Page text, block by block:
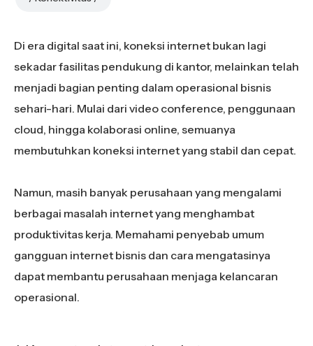
Di era digital saat ini, koneksi internet bukan lagi
sekadar fasilitas pendukung di kantor, melainkan telah
menjadi bagian penting dalam operasional bisnis
sehari-hari. Mulai dari video conference, penggunaan
cloud, hingga kolaborasi online, semuanya
membutuhkan koneksi internet yang stabil dan cepat.
Namun, masih banyak perusahaan yang mengalami
berbagai masalah internet yang menghambat
produktivitas kerja. Memahami penyebab umum
gangguan internet bisnis dan cara mengatasinya
dapat membantu perusahaan menjaga kelancaran
operasional.